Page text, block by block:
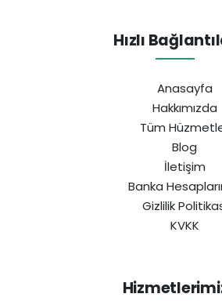
Hızlı
Anasayfa
Hakkımızda
Tüm
Blog
İletişim
Banka
Gizlilik
KVKK